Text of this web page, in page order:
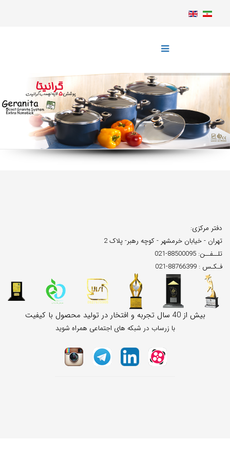
دفتر مرکزی:
تهران - خیابان خرمشهر - کوچه رهبر- پلاک 2
تلــفــن: 88500095-021
فـکـس : 88766399-021
بیش از 40 سال تجربه و افتخار در تولید محصول با کیفیت
با زرساب در شبکه های اجتماعی همراه شوید